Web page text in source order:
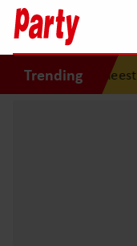
Trending
het meest trots op